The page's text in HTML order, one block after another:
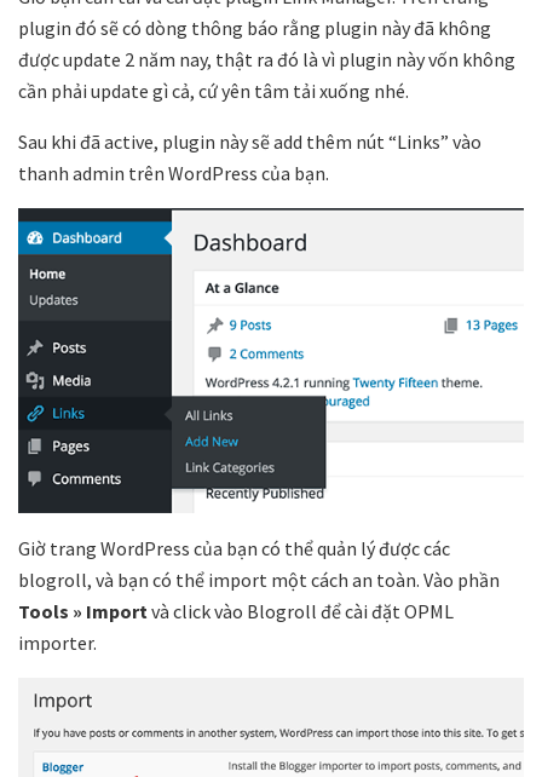
plugin đó sẽ có dòng thông báo rằng plugin này đã không
được update 2 năm nay, thật ra đó là vì plugin này vốn không
cần phải update gì cả, cứ yên tâm tải xuống nhé.
Sau khi đã active, plugin này sẽ add thêm nút “Links” vào
thanh admin trên WordPress của bạn.
Giờ trang WordPress của bạn có thể quản lý được các
blogroll, và bạn có thể import một cách an toàn. Vào phần
Tools » Import và click vào Blogroll để cài đặt OPML
importer.